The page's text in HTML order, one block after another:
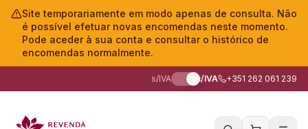
Site temporariamente em modo apenas de consulta. Não
é possível efetuar novas encomendas neste momento.
Pode aceder à sua conta e consultar o histórico de
encomendas normalmente.
s/IVA c/IVA +351 262 061 239